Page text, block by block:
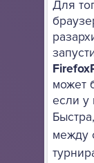
Для
может
если у
между